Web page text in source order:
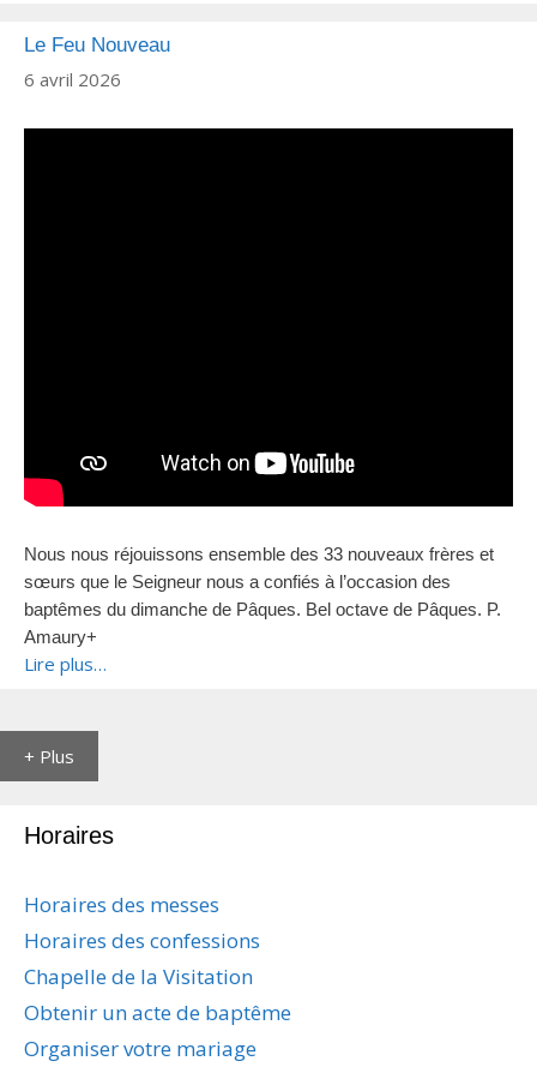
Le Feu Nouveau
6 avril 2026
Nous nous réjouissons ensemble des 33 nouveaux frères et
sœurs que le Seigneur nous a confiés à l’occasion des
baptêmes du dimanche de Pâques. Bel octave de Pâques. P.
Amaury+
Lire plus…
+ Plus
Horaires
Horaires des messes
Horaires des confessions
Chapelle de la Visitation
Obtenir un acte de baptême
Organiser votre mariage